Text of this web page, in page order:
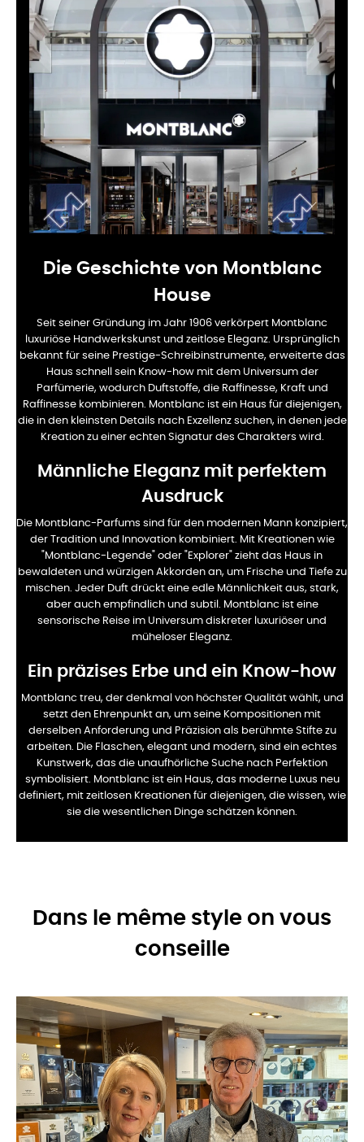
Die Geschichte von Montblanc
House
Seit seiner Gründung im Jahr 1906 verkörpert Montblanc
luxuriöse Handwerkskunst und zeitlose Eleganz. Ursprünglich
bekannt für seine Prestige-Schreibinstrumente, erweiterte das
Haus schnell sein Know-how mit dem Universum der
Parfümerie, wodurch Duftstoffe, die Raffinesse, Kraft und
Raffinesse kombinieren. Montblanc ist ein Haus für diejenigen,
die in den kleinsten Details nach Exzellenz suchen, in denen jede
Kreation zu einer echten Signatur des Charakters wird.
Männliche Eleganz mit perfektem
Ausdruck
Die Montblanc-Parfums sind für den modernen Mann konzipiert,
der Tradition und Innovation kombiniert. Mit Kreationen wie
"Montblanc-Legende" oder "Explorer" zieht das Haus in
bewaldeten und würzigen Akkorden an, um Frische und Tiefe zu
mischen. Jeder Duft drückt eine edle Männlichkeit aus, stark,
aber auch empfindlich und subtil. Montblanc ist eine
sensorische Reise im Universum diskreter luxuriöser und
müheloser Eleganz.
Ein präzises Erbe und ein Know-how
Montblanc treu, der denkmal von höchster Qualität wählt, und
setzt den Ehrenpunkt an, um seine Kompositionen mit
derselben Anforderung und Präzision als berühmte Stifte zu
arbeiten. Die Flaschen, elegant und modern, sind ein echtes
Kunstwerk, das die unaufhörliche Suche nach Perfektion
symbolisiert. Montblanc ist ein Haus, das moderne Luxus neu
definiert, mit zeitlosen Kreationen für diejenigen, die wissen, wie
sie die wesentlichen Dinge schätzen können.
Dans le même style on vous
conseille